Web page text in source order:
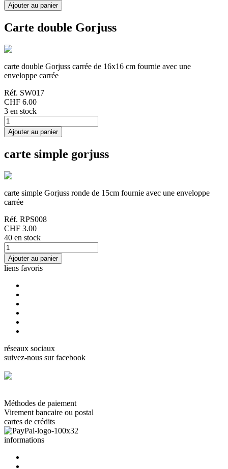
Carte double Gorjuss
carte double Gorjuss carrée de 16x16 cm fournie avec une
enveloppe carrée
Réf. SW017
CHF 6.00
3 en stock
carte simple gorjuss
carte simple Gorjuss ronde de 15cm fournie avec une enveloppe
carrée
Réf. RPS008
CHF 3.00
40 en stock
liens favoris
réseaux sociaux
suivez-nous sur facebook
Méthodes de paiement
Virement bancaire ou postal
cartes de crédits
informations